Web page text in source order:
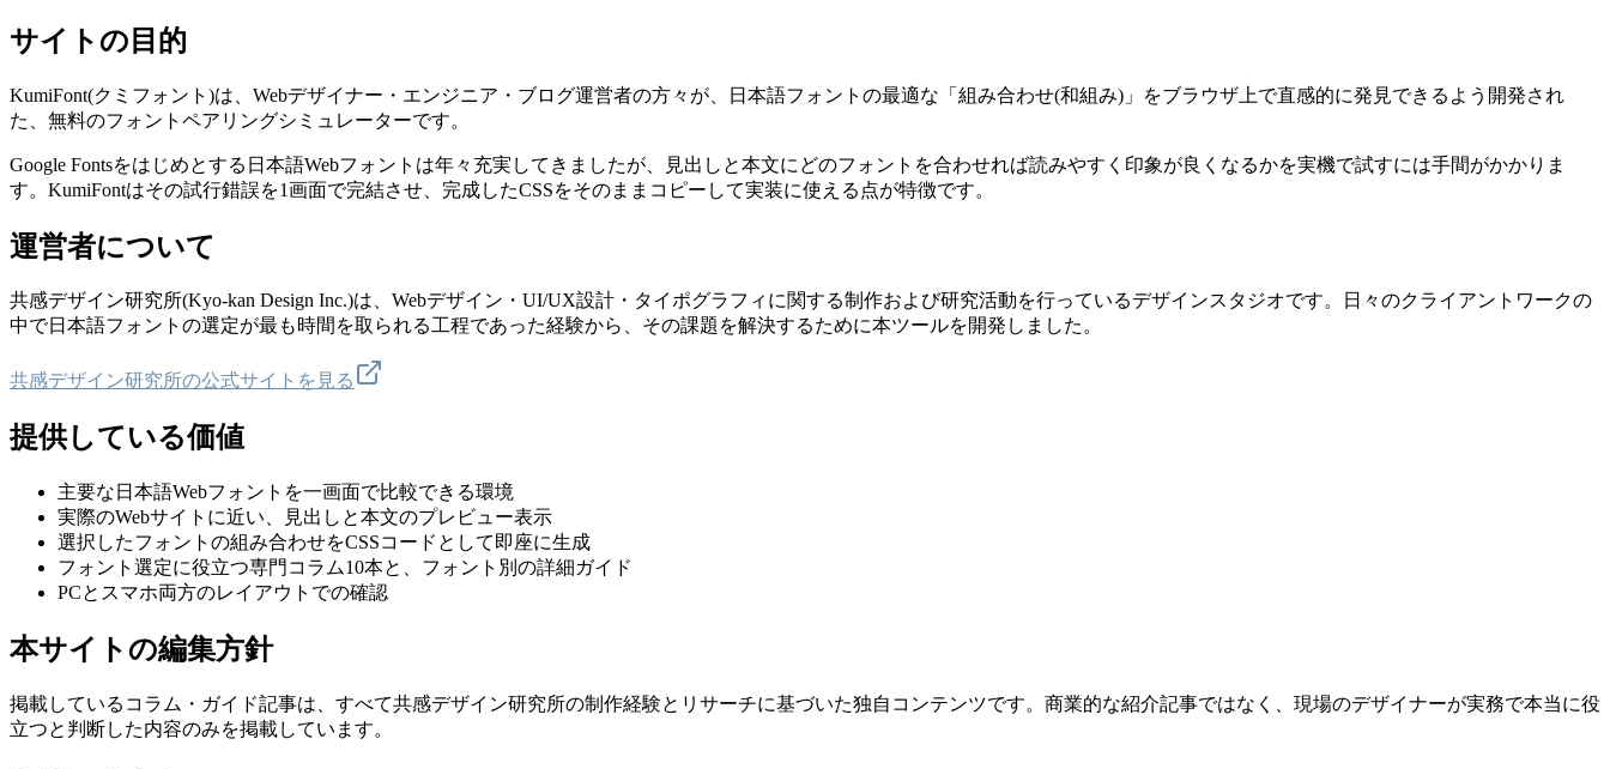
サイトの目的
KumiFont(クミフォント)は、Webデザイナー・エンジニア・ブログ運営者の方々が、日本語フォントの最適な「組み合わせ(和組み)」をブラウザ上で直感的に発見できるよう開発され
た、無料のフォントペアリングシミュレーターです。
Google Fontsをはじめとする日本語Webフォントは年々充実してきましたが、見出しと本文にどのフォントを合わせれば読みやすく印象が良くなるかを実機で試すには手間がかかりま
す。KumiFontはその試行錯誤を1画面で完結させ、完成したCSSをそのままコピーして実装に使える点が特徴です。
運営者について
共感デザイン研究所(Kyo-kan Design Inc.)は、Webデザイン・UI/UX設計・タイポグラフィに関する制作および研究活動を行っているデザインスタジオです。日々のクライアントワークの
中で日本語フォントの選定が最も時間を取られる工程であった経験から、その課題を解決するために本ツールを開発しました。
共感デザイン研究所の公式サイトを見る
提供している価値
主要な日本語Webフォントを一画面で比較できる環境
実際のWebサイトに近い、見出しと本文のプレビュー表示
選択したフォントの組み合わせをCSSコードとして即座に生成
フォント選定に役立つ専門コラム10本と、フォント別の詳細ガイド
PCとスマホ両方のレイアウトでの確認
本サイトの編集方針
掲載しているコラム・ガイド記事は、すべて共感デザイン研究所の制作経験とリサーチに基づいた独自コンテンツです。商業的な紹介記事ではなく、現場のデザイナーが実務で本当に役
立つと判断した内容のみを掲載しています。